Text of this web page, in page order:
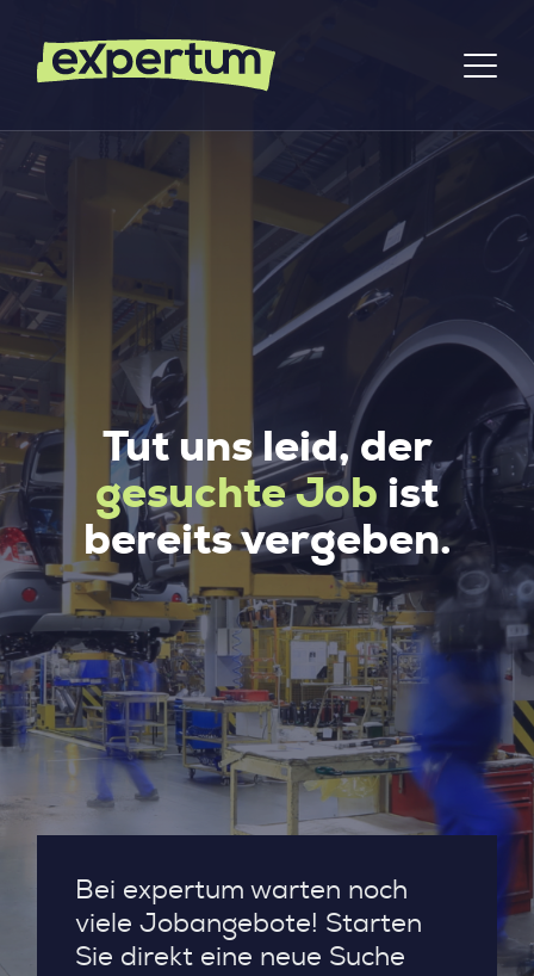
Tut uns leid, der
gesuchte Job ist
bereits vergeben.
Bei expertum warten noch
viele Jobangebote! Starten
Sie direkt eine neue Suche